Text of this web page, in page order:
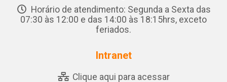
Horário de atendimento: Segunda a Sexta das
07:30 às 12:00 e das 14:00 às 18:15hrs, exceto
feriados.
Intranet
Clique aqui para acessar